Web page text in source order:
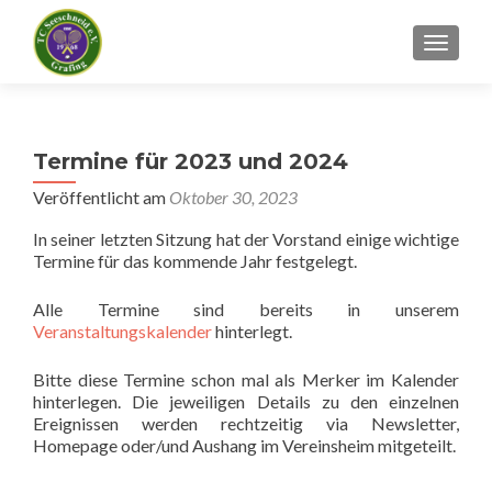
Termine für 2023 und 2024
Veröffentlicht am Oktober 30, 2023
In seiner letzten Sitzung hat der Vorstand einige wichtige
Termine für das kommende Jahr festgelegt.
Alle Termine sind bereits in unserem
Veranstaltungskalenderhinterlegt.
Bitte diese Termine schon mal als Merker im Kalender
hinterlegen. Die jeweiligen Details zu den einzelnen
Ereignissen werden rechtzeitig via Newsletter,
Homepage oder/und Aushang im Vereinsheim mitgeteilt.